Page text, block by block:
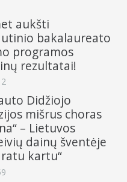
aukšti
bakalaureato
programos
rezultatai!
Didžiojo
mišrus choras
– Lietuvos
dainų šventėje
ratu kartu“